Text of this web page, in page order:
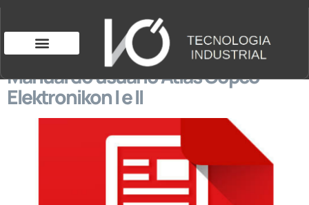
Manual do usuário Atlas Copco
Elektronikon I e II